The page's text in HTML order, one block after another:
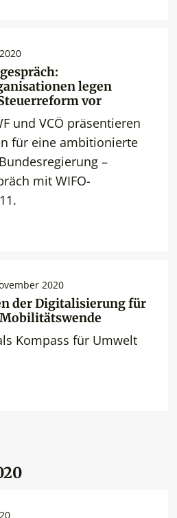
legen
vor
und VCÖ präsentieren
für eine ambitionierte
–
mit WIFO-
2020
der Digitalisierung für
Kompass für Umwelt